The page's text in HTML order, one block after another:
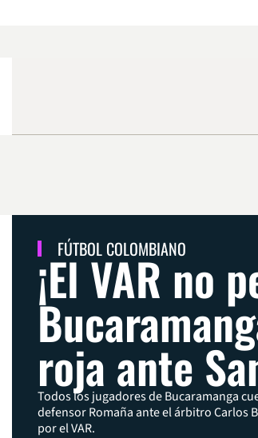
FÚTBOL COLOMBIANO
¡El VAR no
roja ante
Todos los jugadores de Bucaramanga
defensor Romaña ante el árbitro Carlos
por el VAR.